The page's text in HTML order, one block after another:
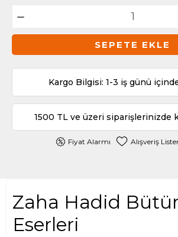
SEPETE EKLE
Kargo Bilgisi: 1-3 iş günü
1500 TL ve üzeri siparişlerinizde
Fiyat Alarmı Alışveriş
Zaha Hadid
Eserleri